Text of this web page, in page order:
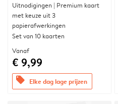
Uitnodigingen | Premium kaart
met keuze uit 3
papierafwerkingen
Set van 10 kaarten
Vanaf
€ 9,99
offers Elke dag lage prijzen